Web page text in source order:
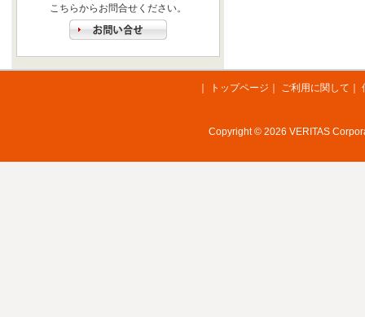
こちらからお問合せください。
｜ トップページ ｜ ご利用に関して ｜
Copyright © 2026 VERITAS